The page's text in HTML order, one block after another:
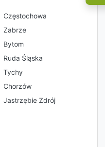
Częstochowa
Zabrze
Bytom
Ruda Śląska
Tychy
Chorzów
Jastrzębie Zdrój